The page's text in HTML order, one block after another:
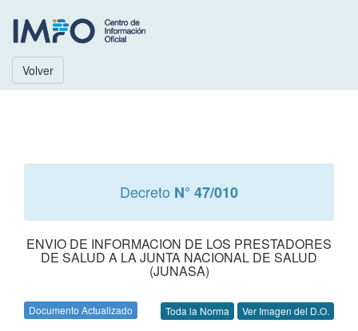
Volver
Decreto N° 47/010
ENVIO DE INFORMACION DE LOS PRESTADORES
DE SALUD A LA JUNTA NACIONAL DE SALUD
(JUNASA)
Documento Actualizado Toda la Norma Ver Imagen del D.O.